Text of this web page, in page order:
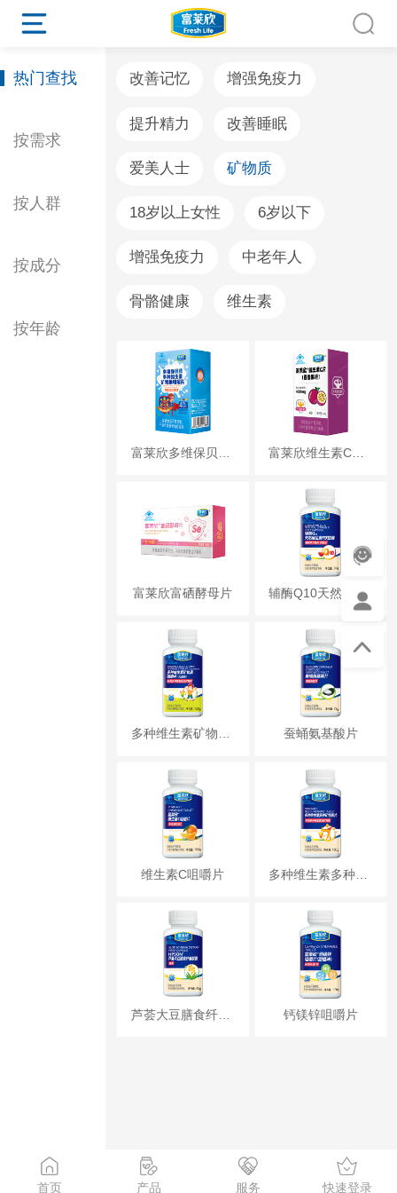
热门查找
按需求
按人群
按成分
按年龄
改善记忆 增强免疫力
提升精力 改善睡眠
爱美人士 矿物质
18岁以上女性 6岁以下
增强免疫力 中老年人
骨骼健康 维生素
富莱欣富硒酵母片 辅酶Q10天然维生素E
多种维生素矿物质咀嚼片（儿童型） 蚕蛹氨基酸片
维生素C咀嚼片
芦荟大豆膳食纤维胶囊 钙镁锌咀嚼片
首页 产品 服务 快速登录